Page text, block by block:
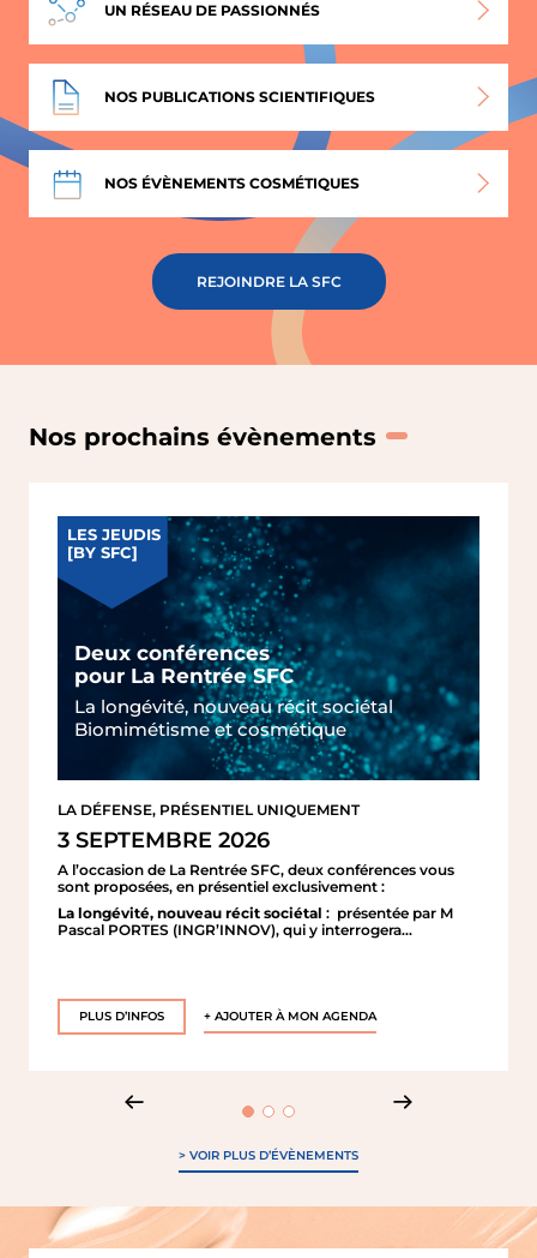
UN RÉSEAU DE PASSIONNÉS
NOS PUBLICATIONS SCIENTIFIQUES
NOS ÉVÈNEMENTS COSMÉTIQUES
REJOINDRE LA SFC
Nos prochains évènements
LES JEUDIS
[BY SFC]
Deux conférences
pour La Rentrée SFC
La longévité, nouveau récit sociétal
Biomimétisme et cosmétique
LA DÉFENSE, PRÉSENTIEL UNIQUEMENT
3 SEPTEMBRE 2026
A l’occasion de La Rentrée SFC, deux conférences vous
sont proposées, en présentiel exclusivement :
La longévité, nouveau récit sociétal : présentée par M
Pascal PORTES (INGR’INNOV), qui y interrogera…
PLUS D’INFOS + AJOUTER À MON AGENDA
> VOIR PLUS D’ÉVÈNEMENTS